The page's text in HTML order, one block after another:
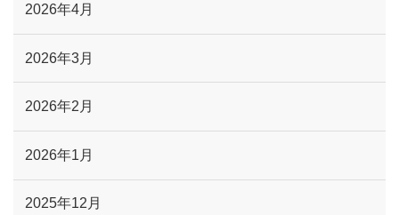
2026年4月
2026年3月
2026年2月
2026年1月
2025年12月